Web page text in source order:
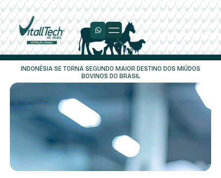
INDONÉSIA SE TORNA SEGUNDO MAIOR DESTINO DOS MIÚDOS
BOVINOS DO BRASIL